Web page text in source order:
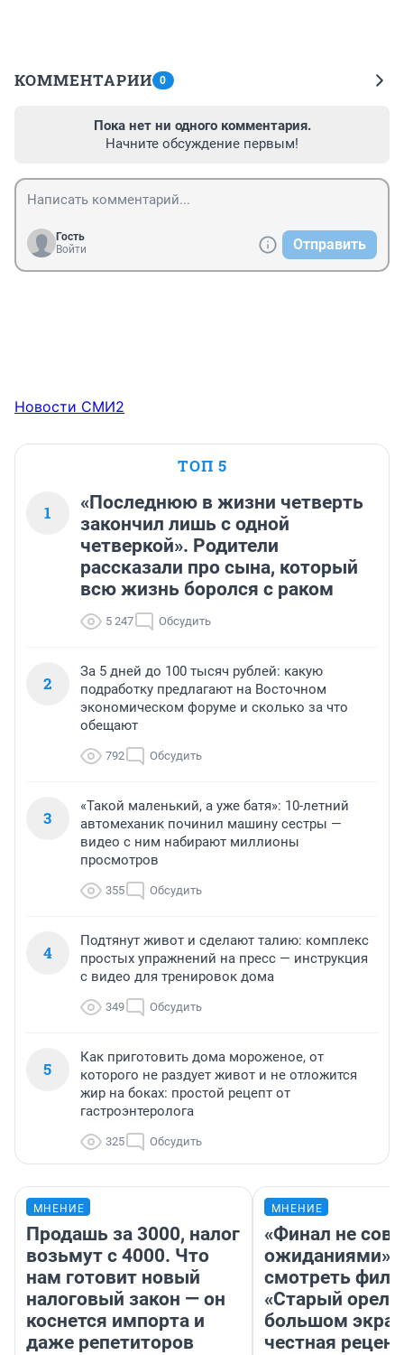
КОММЕНТАРИИ 0
Пока нет ни одного комментария.
Начните обсуждение первым!
Гость
Войти
Отправить
Новости СМИ2
ТОП 5
1
«Последнюю в жизни четверть
закончил лишь с одной
четверкой». Родители
рассказали про сына, который
всю жизнь боролся с раком
5 247 Обсудить
2
За 5 дней до 100 тысяч рублей: какую
подработку предлагают на Восточном
экономическом форуме и сколько за что
обещают
792 Обсудить
3
«Такой маленький, а уже батя»: 10-летний
автомеханик починил машину сестры —
видео с ним набирают миллионы
просмотров
355 Обсудить
4
Подтянут живот и сделают талию: комплекс
простых упражнений на пресс — инструкция
с видео для тренировок дома
349 Обсудить
5
Как приготовить дома мороженое, от
которого не раздует живот и не отложится
жир на боках: простой рецепт от
гастроэнтеролога
325 Обсудить
МНЕНИЕ
Продашь за 3000, налог
возьмут с 4000. Что
нам готовит новый
налоговый закон — он
коснется импорта и
даже репетиторов
МНЕНИЕ
«Финал не
ожиданиями»:
смотреть
«Старый орел»
большом
честная